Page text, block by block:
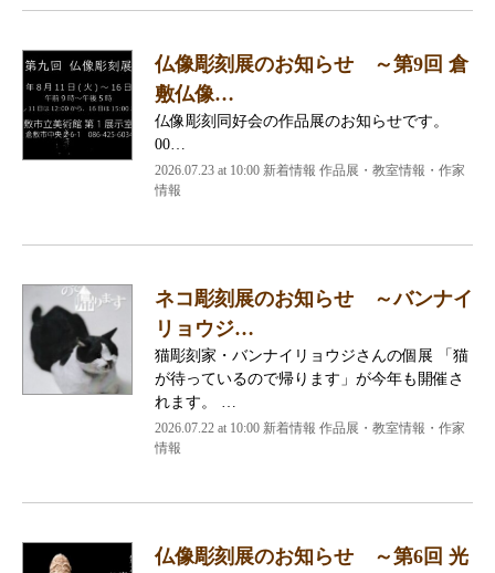
仏像彫刻展のお知らせ ～第9回 倉
敷仏像…
仏像彫刻同好会の作品展のお知らせです。
00…
2026.07.23 at 10:00 新着情報 作品展・教室情報・作家
情報
ネコ彫刻展のお知らせ ～バンナイ
リョウジ…
猫彫刻家・バンナイリョウジさんの個展 「猫
が待っているので帰ります」が今年も開催さ
れます。 …
2026.07.22 at 10:00 新着情報 作品展・教室情報・作家
情報
仏像彫刻展のお知らせ ～第6回 光